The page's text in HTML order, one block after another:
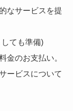
なサービスを提
ても準備)
金のお支払い。
ービスについて